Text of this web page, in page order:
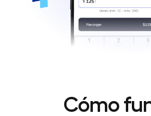
Cómo